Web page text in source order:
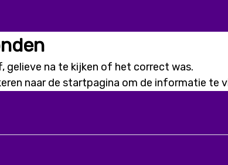
gelieve na te kijken of het correct was.
naar de startpagina om de informatie te